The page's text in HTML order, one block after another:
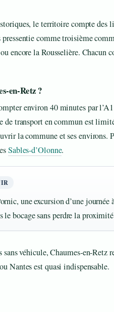
le territoire compte des
comme troisième
encore la Rousselière. Chacun
en-Retz ?
environ 40 minutes par
de transport en commun est
la commune et ses environs.
Sables-d’Olonne.
une excursion d’une journée
bocage sans perdre la proximité
véhicule, Chaumes-en-Retz
Nantes est quasi indispensable.